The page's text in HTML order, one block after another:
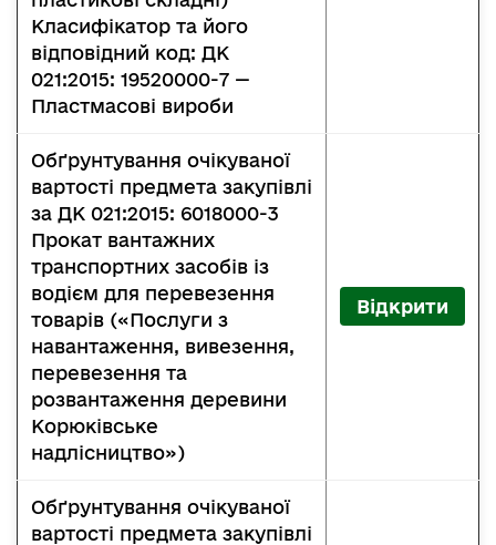
Класифікатор та його
відповідний код: ДК
021:2015: 19520000-7 —
Пластмасові вироби
Обґрунтування очікуваної
вартості предмета закупівлі
за ДК 021:2015: 6018000-3
Прокат вантажних
транспортних засобів із
водієм для перевезення
товарів («Послуги з
навантаження, вивезення,
перевезення та
розвантаження деревини
Корюківське
надлісництво»)
Відкрити
Обґрунтування очікуваної
вартості предмета закупівлі